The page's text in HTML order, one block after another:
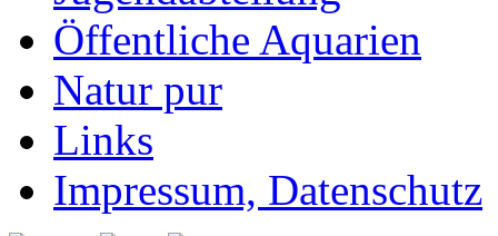
Öffentliche Aquarien
Natur pur
Links
Impressum, Datenschutz